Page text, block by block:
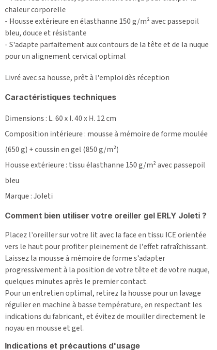
chaleur corporelle
- Housse extérieure en élasthanne 150 g/m² avec passepoil
bleu, douce et résistante
- S'adapte parfaitement aux contours de la tête et de la nuque
pour un alignement cervical optimal
Livré avec sa housse, prêt à l'emploi dès réception
Caractéristiques techniques
Dimensions : L. 60 x l. 40 x H. 12 cm
Composition intérieure : mousse à mémoire de forme moulée
(650 g) + coussin en gel (850 g/m²)
Housse extérieure : tissu élasthanne 150 g/m² avec passepoil
bleu
Marque : Joleti
Comment bien utiliser votre oreiller gel ERLY Joleti ?
Placez l'oreiller sur votre lit avec la face en tissu ICE orientée
vers le haut pour profiter pleinement de l'effet rafraîchissant.
Laissez la mousse à mémoire de forme s'adapter
progressivement à la position de votre tête et de votre nuque,
quelques minutes après le premier contact.
Pour un entretien optimal, retirez la housse pour un lavage
régulier en machine à basse température, en respectant les
indications du fabricant, et évitez de mouiller directement le
noyau en mousse et gel.
Indications et précautions d'usage